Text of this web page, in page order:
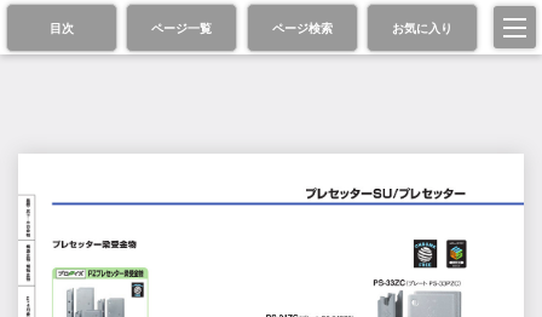
目次 ページ一覧 ページ検索 お気に入り